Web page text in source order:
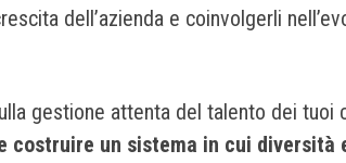
dell’azienda e coinvolgerli
gestione attenta del talento dei
un sistema in cui diversità